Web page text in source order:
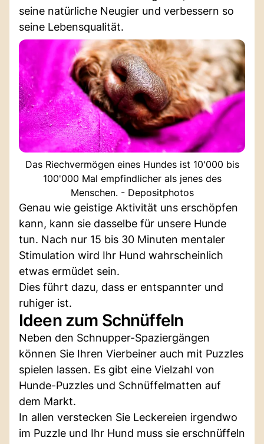
seine natürliche Neugier und verbessern so
seine Lebensqualität.
Das Riechvermögen eines Hundes ist 10'000 bis
100'000 Mal empfindlicher als jenes des
Menschen. - Depositphotos
Genau wie geistige Aktivität uns erschöpfen
kann, kann sie dasselbe für unsere Hunde
tun. Nach nur 15 bis 30 Minuten mentaler
Stimulation wird Ihr Hund wahrscheinlich
etwas ermüdet sein.
Dies führt dazu, dass er entspannter und
ruhiger ist.
Ideen zum Schnüffeln
Neben den Schnupper-Spaziergängen
können Sie Ihren Vierbeiner auch mit Puzzles
spielen lassen. Es gibt eine Vielzahl von
Hunde-Puzzles und Schnüffelmatten auf
dem Markt.
In allen verstecken Sie Leckereien irgendwo
im Puzzle und Ihr Hund muss sie erschnüffeln